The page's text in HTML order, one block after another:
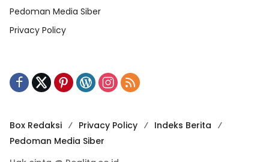
Pedoman Media Siber
Privacy Policy
Box Redaksi Privacy Policy
Indeks Berita
Pedoman Media Siber